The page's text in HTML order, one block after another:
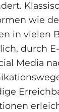
wie
in vielen
durch
Media